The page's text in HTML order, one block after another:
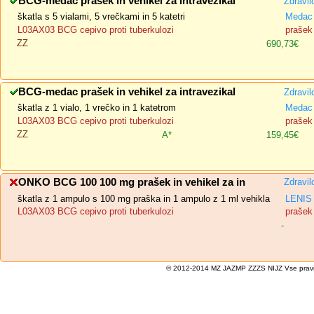
škatla s 5 vialami, 5 vrečkami in 5 katetri
L03AX03 BCG cepivo proti tuberkulozi
ZZ
690,73€
BCG-medac prašek in vehikel za intravezikal
škatla z 1 vialo, 1 vrečko in 1 katetrom
L03AX03 BCG cepivo proti tuberkulozi
ZZ
A* 159,45€
ONKO BCG 100 100 mg prašek in vehikel za in
škatla z 1 ampulo s 100 mg praška in 1 ampulo z 1 ml vehikla
L03AX03 BCG cepivo proti tuberkulozi
-
© 2012-2014 MZ JAZMP ZZZS NIJZ Vse